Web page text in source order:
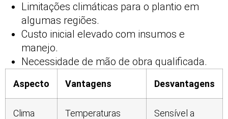
Limitações climáticas para o plantio em
algumas regiões.
Custo inicial elevado com insumos e
manejo.
Necessidade de mão de obra qualificada.
Aspecto Vantagens Desvantagens
Clima
Temperaturas
Sensível a